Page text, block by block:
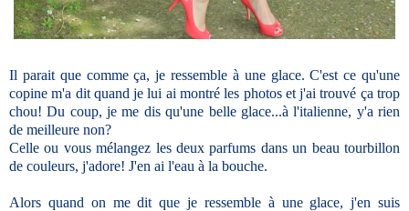
Il parait que comme ça, je ressemble à une glace. C'est ce qu'une
copine m'a dit quand je lui ai montré les photos et j'ai trouvé ça trop
chou! Du coup, je me dis qu'une belle glace...à l'italienne, y'a rien
de meilleure non?
Celle ou vous mélangez les deux parfums dans un beau tourbillon
de couleurs, j'adore! J'en ai l'eau à la bouche.
Alors quand on me dit que je ressemble à une glace, j'en suis